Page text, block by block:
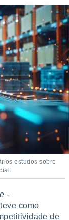
estudos sobre
-
como
de